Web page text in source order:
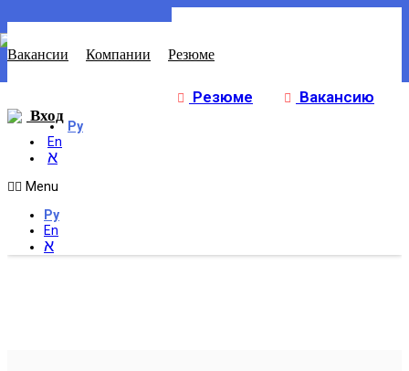
Вакансии Компании Резюме
Резюме Вакансию
Вход
Ру
En
א
Menu
Ру
En
א